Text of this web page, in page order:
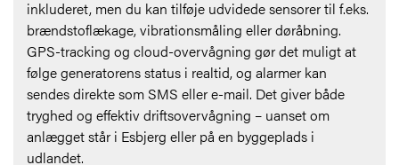
inkluderet, men du kan tilføje udvidede sensorer til f.eks.
brændstoflækage, vibrationsmåling eller døråbning.
GPS-tracking og cloud-overvågning gør det muligt at
følge generatorens status i realtid, og alarmer kan
sendes direkte som SMS eller e-mail. Det giver både
tryghed og effektiv driftsovervågning – uanset om
anlægget står i Esbjerg eller på en byggeplads i
udlandet.